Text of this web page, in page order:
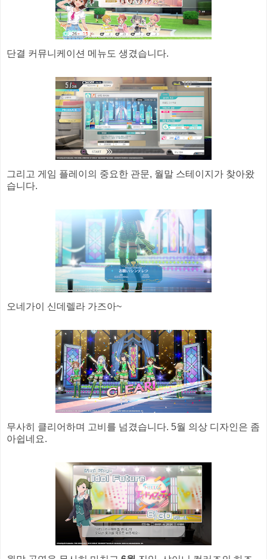
단결 커뮤니케이션 메뉴도 생겼습니다.
그리고 게임 플레이의 중요한 관문, 월말 스테이지가 찾아왔
습니다.
오네가이 신데렐라 가즈아~
무사히 클리어하며 고비를 넘겼습니다. 5월 의상 디자인은 좀
아쉽네요.